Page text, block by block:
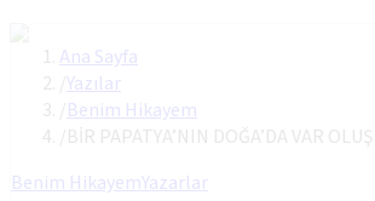
Ana Sayfa
Yazılar
Benim Hikayem
BİR PAPATYA’NIN DOĞA’DA VAR
Benim HikayemYazarlar